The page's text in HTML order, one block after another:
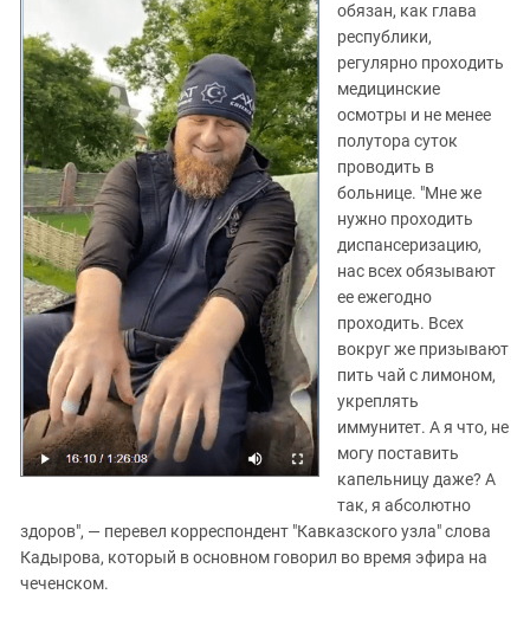
обязан, как глава
республики,
регулярно проходить
медицинские
осмотры и не менее
полутора суток
проводить в
больнице. "Мне же
нужно проходить
диспансеризацию,
нас всех обязывают
ее ежегодно
проходить. Всех
вокруг же призывают
пить чай с лимоном,
укреплять
иммунитет. А я что, не
могу поставить
капельницу даже? А
так, я абсолютно
здоров", — перевел корреспондент "Кавказского узла" слова
Кадырова, который в основном говорил во время эфира на
чеченском.